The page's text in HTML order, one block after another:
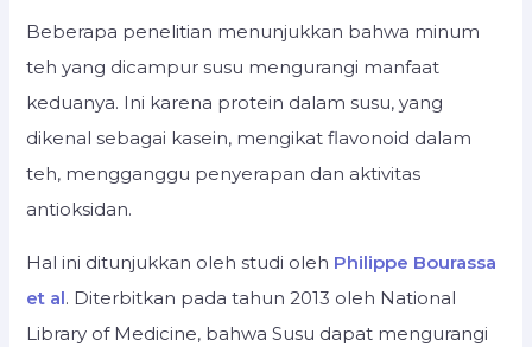
Beberapa penelitian menunjukkan bahwa minum
teh yang dicampur susu mengurangi manfaat
keduanya. Ini karena protein dalam susu, yang
dikenal sebagai kasein, mengikat flavonoid dalam
teh, mengganggu penyerapan dan aktivitas
antioksidan.
Hal ini ditunjukkan oleh studi oleh Philippe Bourassa
et al. Diterbitkan pada tahun 2013 oleh National
Library of Medicine, bahwa Susu dapat mengurangi